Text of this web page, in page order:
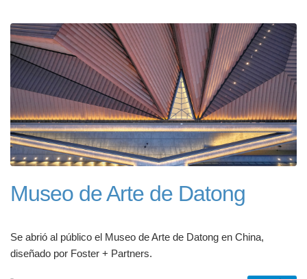
Museo de Arte de Datong
Se abrió al público el Museo de Arte de Datong en China,
diseñado por Foster + Partners.